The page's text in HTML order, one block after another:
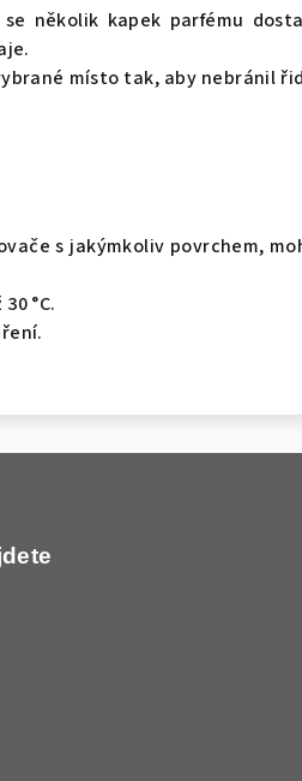
několik kapek parfému
místo tak, aby nebránil
s jakýmkoliv povrchem,
°C.